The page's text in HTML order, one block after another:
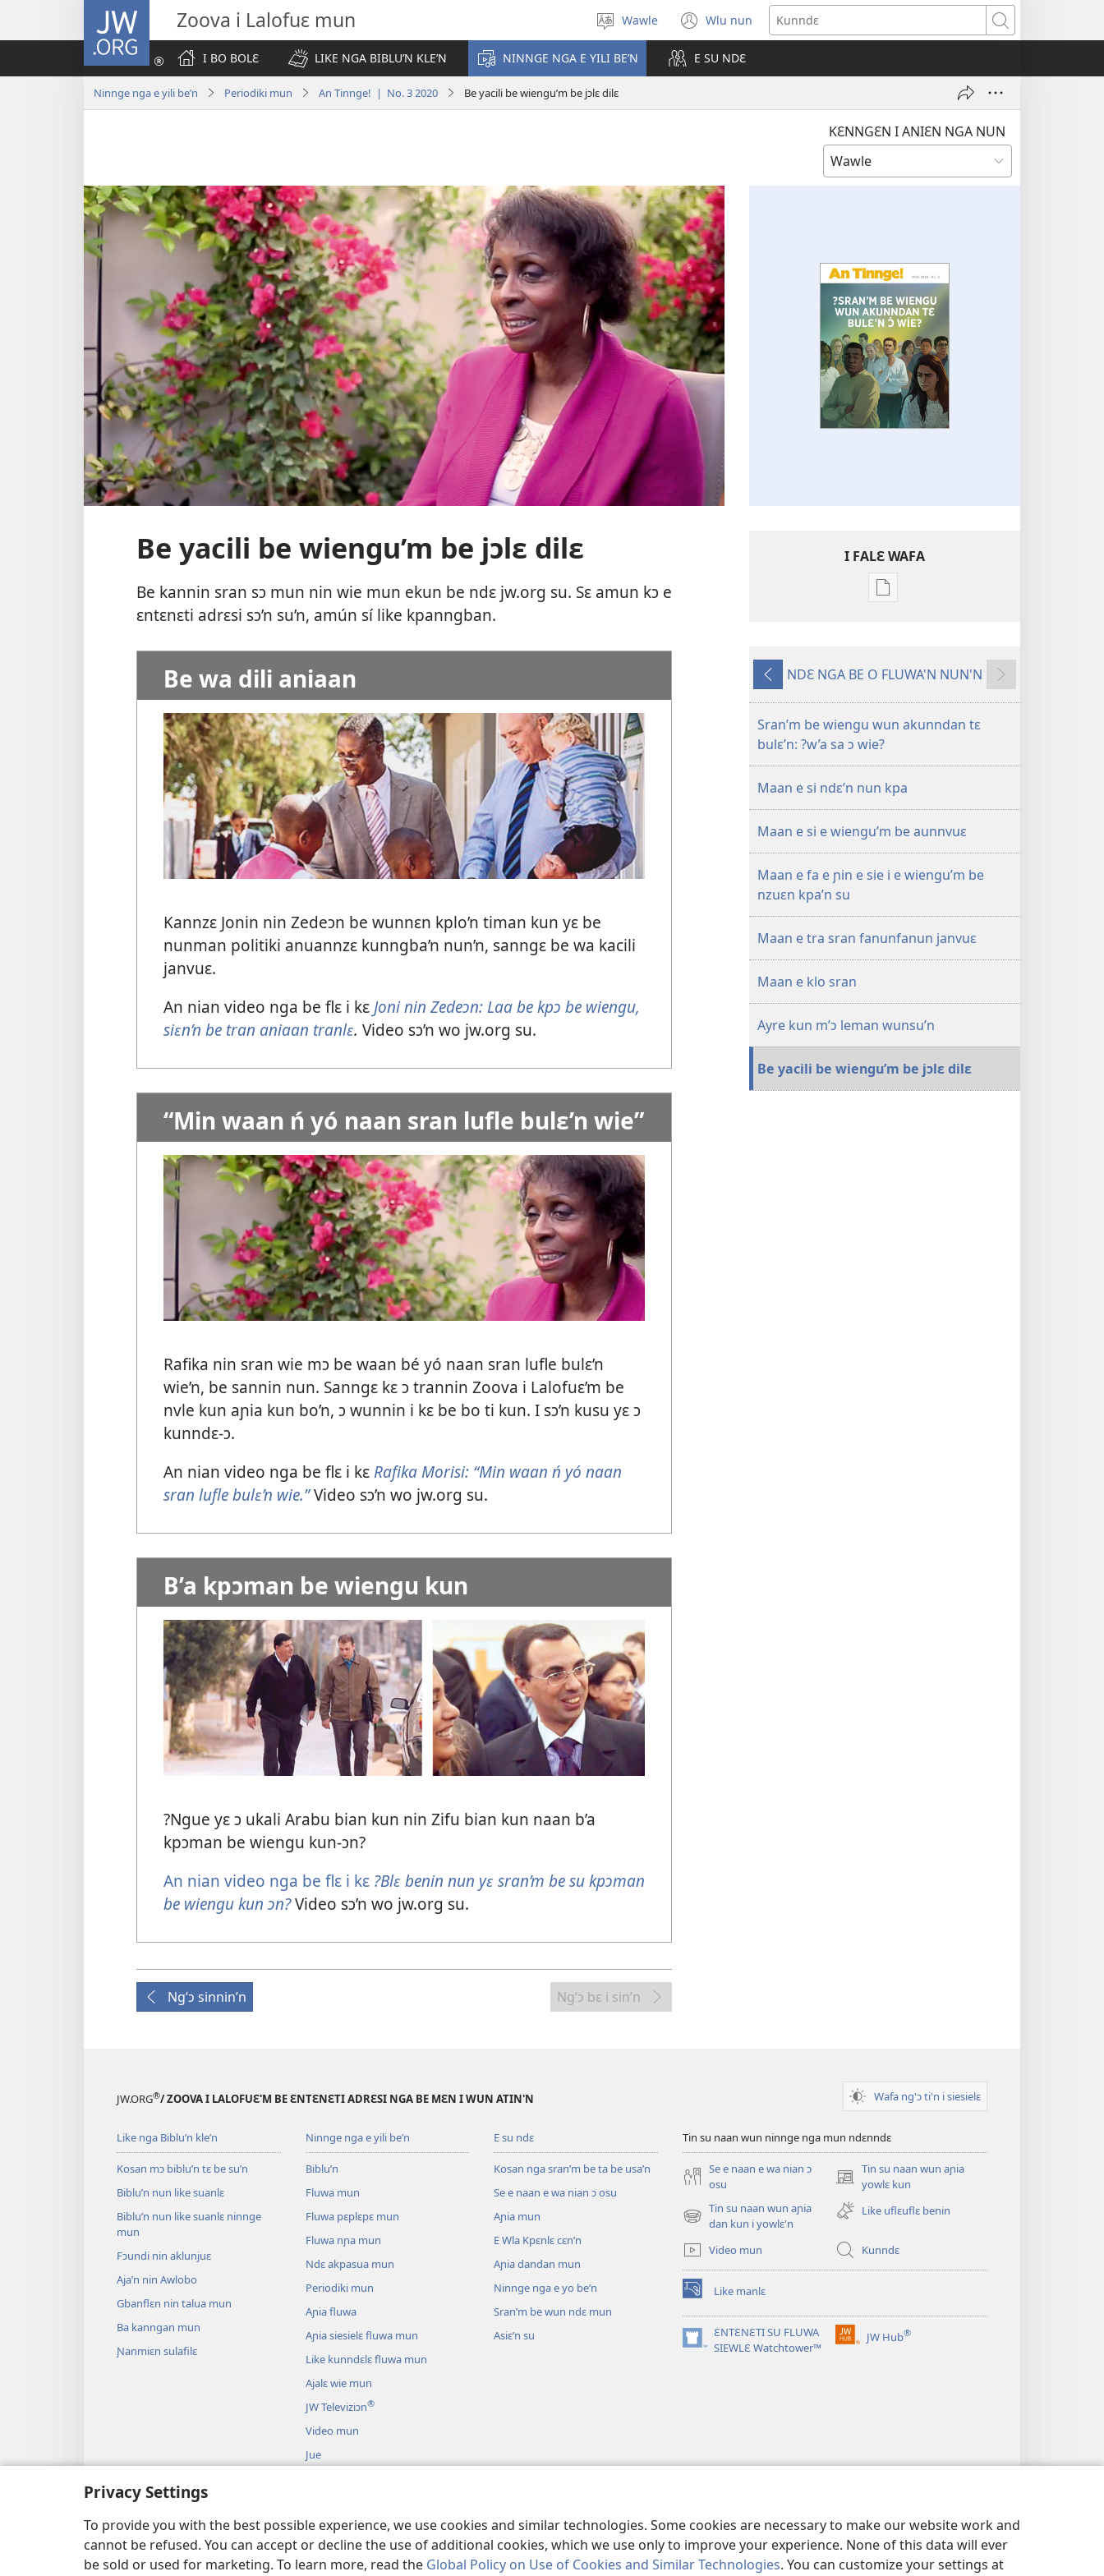
Privacy Settings
To provide you with the best possible experience, we use cookies and similar technologies. Some cookies are necessary to make our website work and
cannot be refused. You can accept or decline the use of additional cookies, which we use only to improve your experience. None of this data will ever
be sold or used for marketing. To learn more, read the Global Policy on Use of Cookies and Similar Technologies. You can customize your settings at
JW.ORG Zoova i Lalofuɛ mun
Kle
aniɛn'n
Wawle Wlu nun
(opens
new
window)
Kunndɛ
I BO BOLƐ
LIKE NGA BIBLU’N KLE’N NINNGE NGA E YILI BE’N E SU NDƐ
Ninnge nga e yili be’n Periodiki mun An Tinnge! | No. 3 2020 Be yacili be wiengu’m be jɔlɛ dilɛ
KƐNNGƐN I ANIƐN NGA NUN
Be yacili be wiengu’m be jɔlɛ dilɛ
Be kannin sran sɔ mun nin wie mun ekun be ndɛ jw.org su. Sɛ amun kɔ e
ɛntɛnɛti adrɛsi sɔ’n su’n, amún sí like kpanngban.
Be wa dili aniaan
Kannzɛ Jonin nin Zedeɔn be wunnɛn kplo’n timan kun yɛ be
nunman politiki anuannzɛ kunngba’n nun’n, sanngɛ be wa kacili
janvuɛ.
An nian video nga be flɛ i kɛ Joni nin Zedeɔn: Laa be kpɔ be wiengu,
siɛn’n be tran aniaan tranlɛ. Video sɔ’n wo jw.org su.
“Min waan ń yó naan sran lufle bulɛ’n wie”
Rafika nin sran wie mɔ be waan bé yó naan sran lufle bulɛ’n
wie’n, be sannin nun. Sanngɛ kɛ ɔ trannin Zoova i Lalofuɛ’m be
nvle kun aɲia kun bo’n, ɔ wunnin i kɛ be bo ti kun. I sɔ’n kusu yɛ ɔ
kunndɛ-ɔ.
An nian video nga be flɛ i kɛ Rafika Morisi: “Min waan ń yó naan
sran lufle bulɛ’n wie.”Video sɔ’n wo jw.org su.
B’a kpɔman be wiengu kun
?Ngue yɛ ɔ ukali Arabu bian kun nin Zifu bian kun naan b’a
kpɔman be wiengu kun-ɔn?
An nian video nga be flɛ i kɛ ?Blɛ benin nun yɛ sran’m be su kpɔman
be wiengu kun ɔn?Video sɔ’n wo jw.org su.
Ng’ɔ sinnin’n Ng’ɔ bɛ i sin’n
I FALƐ WAFA
Nga
mannzin
su'n
wafa'n
AN
TINNGE!
?
Sran’m
wiengu
wun
akunndan
wíe?
Ng’ɔ
sinnin’n
NDƐ NGA BE O FLUWA'N NUN'N
Ng’ɔ
bɛ
Sran’m be wiengu wun akunndan tɛ
bulɛ’n: ?w’a sa ɔ wie?
Maan e si ndɛ’n nun kpa
Maan e si e wiengu’m be aunnvuɛ
Maan e fa e ɲin e sie i e wiengu’m be
nzuɛn kpa’n su
Maan e tra sran fanunfanun janvuɛ
Maan e klo sran
Ayre kun m’ɔ leman wunsu’n
Be yacili be wiengu’m be jɔlɛ dilɛ
JW.ORG®/ ZOOVA I LALOFUƐ'M BE ƐNTƐNƐTI ADRƐSI NGA BE MƐN I WUN ATIN'N Wafa ng'ɔ ti'n i siesielɛ
Like nga Biblu’n kle’n
Kosan mɔ biblu’n tɛ be su’n
Biblu’n nun like suanlɛ
Biblu’n nun like suanlɛ ninnge
mun
Fɔundi nin aklunjuɛ
Aja’n nin Awlobo
Gbanflɛn nin talua mun
Ba kanngan mun
Ɲanmiɛn sulafilɛ
Ninnge nga e yili be’n
Biblu’n
Fluwa mun
Fluwa pɛplɛpɛ mun
Fluwa nɲa mun
Ndɛ akpasua mun
Periodiki mun
Aɲia fluwa
Aɲia siesielɛ fluwa mun
Like kunndɛlɛ fluwa mun
Ajalɛ wie mun
JW Televiziɔn®
Video mun
Jue
anɔ yilɛ sa’n
E su ndɛ
Kosan nga sran’m be ta be usa’n
Se e naan e wa nian ɔ osu
Aɲia mun
E Wla Kpɛnlɛ cɛn’n
Aɲia dandan mun
Ninnge nga e yo be’n
Sran’m be wun ndɛ mun
Asiɛ’n su
Tin su naan wun ninnge nga mun ndɛnndɛ
Se e naan e wa nian ɔ
osu
Tin su naan wun aɲia
yowlɛ kun
(opens
new
window)
Tin su naan wun aɲia
dan kun i yowlɛ'n
(opens
window)
Like uflɛuflɛ benin
Video mun Kunndɛ
Like manlɛ
(opens
new
window)ƐNTƐNƐTI SU FLUWA
SIEWLƐ Watchtower™
(opens
JW Hub®
(opens